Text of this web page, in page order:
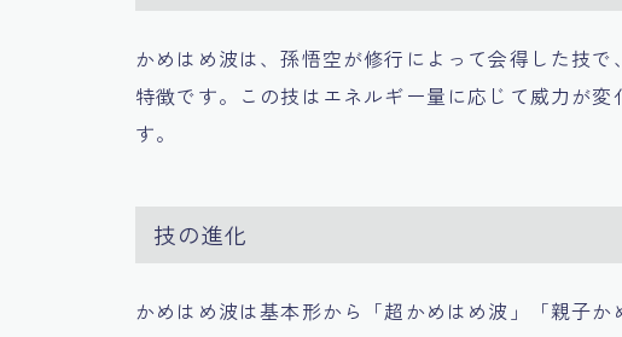
かめはめ波は、孫悟空が修行によって会得した技
特徴です。この技はエネルギー量に応じて威力が
す。
技の進化
かめはめ波は基本形から「超かめはめ波」「親子